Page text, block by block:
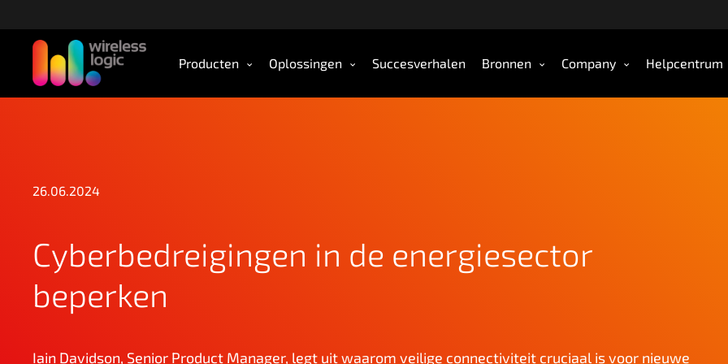
l
Producten Oplossingen Succesverhalen Bronnen Company Helpcentrum
26.06.2024
Cyberbedreigingen in de energiesector
beperken
Iain Davidson, Senior Product Manager, legt uit waarom veilige connectiviteit cruciaal is voor nieuwe